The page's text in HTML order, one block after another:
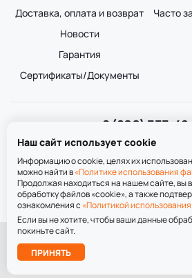
Доставка, оплата и возврат
Новости
Гарантия
Сертификаты/Документы
Часто
8 (800) 333-
Звонок бесплатный
пн-пт 8:00-20:00
сб-вс 9:00-
При использовании материалов сайта
Политика обработки
Наш сайт использует cookie
Информацию о cookie, целях их
можно найти в«Политике использования
Продолжая находиться на нашем сайте, вы
обработку файлов «cookie», а также
ознакомления с «Политикой
Если вы не хотите, чтобы ваши данные
покиньте сайт.
ПРИНЯТЬ
Подобрать
лестницу